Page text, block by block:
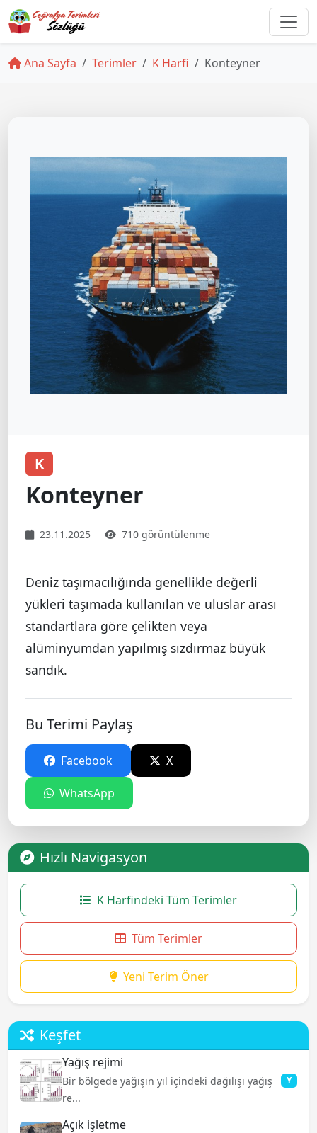
Ana Sayfa Terimler K Harfi Konteyner
K
Konteyner
23.11.2025 710 görüntülenme
Deniz taşımacılığında genellikle değerli
yükleri taşımada kullanılan ve uluslar arası
standartlara göre çelikten veya
alüminyumdan yapılmış sızdırmaz büyük
sandık.
Bu Terimi Paylaş
Facebook X
WhatsApp
Hızlı Navigasyon
K Harfindeki Tüm Terimler
Tüm Terimler
Yeni Terim Öner
Keşfet
Yağış rejimi
Bir bölgede yağışın yıl içindeki dağılışı yağış
re...
Y
Açık işletme